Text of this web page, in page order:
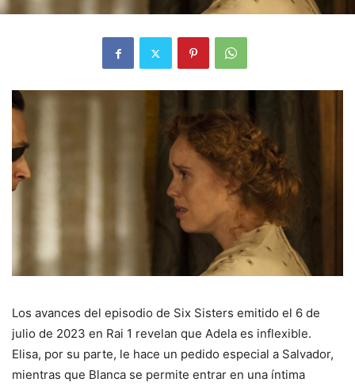
Los avances del episodio de Six Sisters emitido el 6 de
julio de 2023 en Rai 1 revelan que Adela es inflexible.
Elisa, por su parte, le hace un pedido especial a Salvador,
mientras que Blanca se permite entrar en una íntima